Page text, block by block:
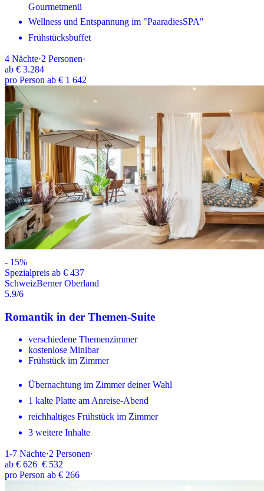
Gourmetmenü
Wellness und Entspannung im "PaaradiesSPA"
Frühstücksbuffet
4 Nächte·2 Personen·
ab € 3.284
pro Person ab € 1 642
- 15%
Spezialpreis ab € 437
SchweizBerner Oberland
5.9/6
Romantik in der Themen-Suite
verschiedene Themenzimmer
kostenlose Minibar
Frühstück im Zimmer
Übernachtung im Zimmer deiner Wahl
1 kalte Platte am Anreise-Abend
reichhaltiges Frühstück im Zimmer
3 weitere Inhalte
1-7 Nächte·2 Personen·
ab € 626 € 532
pro Person ab € 266